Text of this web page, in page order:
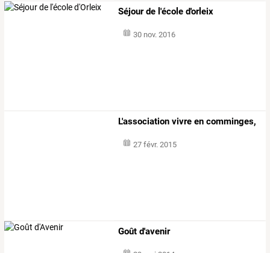
Séjour de l'école d'orleix
30 nov. 2016
L'association vivre en comminges,
27 févr. 2015
Goût d'avenir